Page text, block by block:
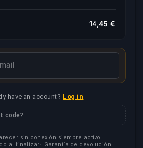
14,45 €
have an account? Log in
code?
sin conexión siempre activo
al finalizar
Garantía de devolución